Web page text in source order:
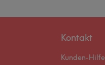
Kontakt
Kunden-Hilfe